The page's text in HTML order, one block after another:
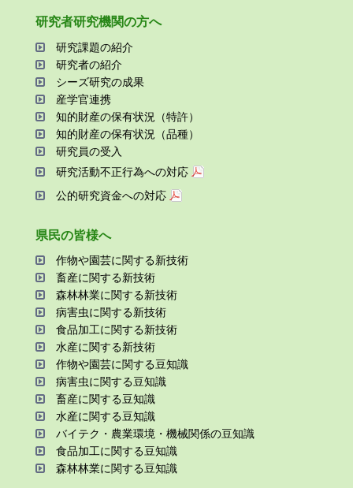
研究者研究機関の⽅へ
研究課題の紹介
研究者の紹介
シーズ研究の成果
産学官連携
知的財産の保有状況（特許）
知的財産の保有状況（品種）
研究員の受⼊
研究活動不正⾏為への対応
公的研究資金への対応
県⺠の皆様へ
作物や園芸に関する新技術
畜産に関する新技術
森林林業に関する新技術
病害⾍に関する新技術
⾷品加⼯に関する新技術
⽔産に関する新技術
作物や園芸に関する⾖知識
病害⾍に関する⾖知識
畜産に関する⾖知識
⽔産に関する⾖知識
バイテク・農業環境・機械関係の⾖知識
⾷品加⼯に関する⾖知識
森林林業に関する⾖知識